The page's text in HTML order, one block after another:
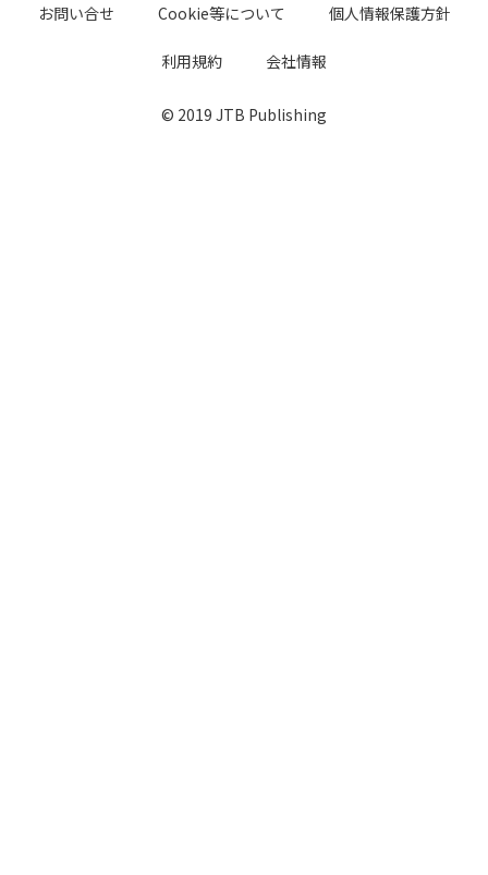
お問い合せ Cookie等について 個人情報保護方針
利用規約 会社情報
© 2019 JTB Publishing